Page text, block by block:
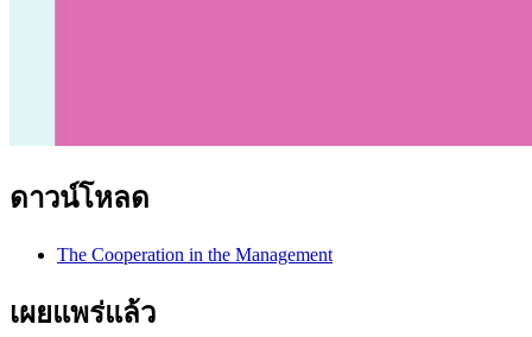
ดาวน์โหลด
The Cooperation in the Management
เผยแพร่แล้ว